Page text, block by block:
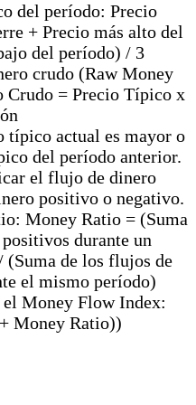
del período: Precio
+ Precio más alto del
del período) / 3
crudo (Raw Money
= Precio Típico x
típico actual es mayor o
del período anterior.
el flujo de dinero
positivo o negativo.
Money Ratio = (Suma
durante un
(Suma de los flujos de
el mismo período)
Money Flow Index:
Money Ratio))